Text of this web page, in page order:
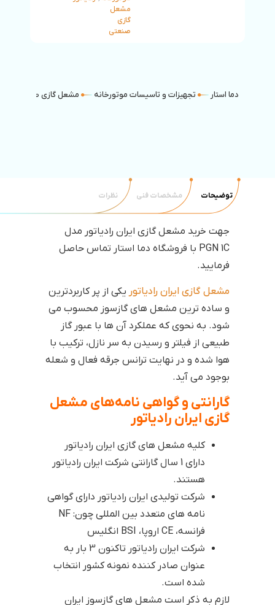
مشعل
گازی
صنعتی
دما استار تجهیزات و تاسیسات موتورخانه مشعل گازی صنعتی
توضیحات مشخصات فنی نظرات
جهت خرید مشعل گازی ایران رادیاتور مدل
PGN 1C با فروشگاه دما استار تماس حاصل
فرمایید.
مشعل گازی ایران رادیاتور یکی از پر کاربردترین
و ساده ترین مشعل های گازسوز محسوب می
شود. به نحوی که عملکرد آن ها با عبور گاز
طبیعی از فیلتر و رسیدن به سر نازل، ترکیب با
هوا شده و در نهایت ترانس جرقه فعال و شعله
بوجود می آید.
گارانتی و گواهی نامه‌های مشعل
گازی ایران رادیاتور
کلیه مشعل های گازی ایران رادیاتور
دارای 1 سال گارانتی شرکت ایران رادیاتور
هستند.
شرکت تولیدی ایران رادیاتور دارای گواهی
نامه های متعدد بین المللی چون: NF
فرانسه، CE اروپا، BSI انگلیس
شرکت ایران رادیاتور تاکنون 3 بار به
عنوان صادر کننده نمونه کشور انتخاب
شده است.
لازم به ذکر است مشعل های گازسوز ایران